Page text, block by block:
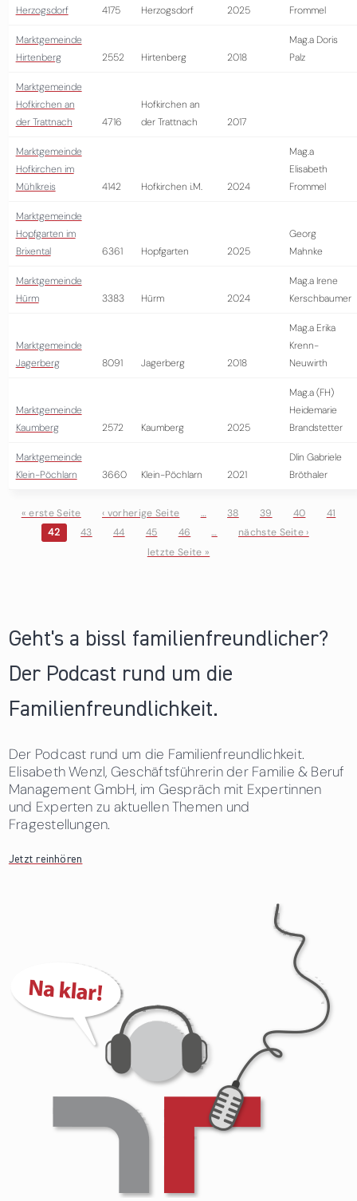
Herzogsdorf 4175 Herzogsdorf 2025 Frommel
Marktgemeinde
Hirtenberg
2552 Hirtenberg 2018
Mag.a Doris
Palz
Marktgemeinde
Hofkirchen an
der Trattnach
4716
Hofkirchen an
der Trattnach
2017
Marktgemeinde
Hofkirchen im
Mühlkreis
4142 Hofkirchen i.M. 2024
Mag.a
Elisabeth
Frommel
Marktgemeinde
Hopfgarten im
Brixental
6361 Hopfgarten 2025
Georg
Mahnke
Marktgemeinde
Hürm
3383 Hürm 2024
Mag.a Irene
Kerschbaumer
Marktgemeinde
Jagerberg
8091 Jagerberg 2018
Mag.a Erika
Krenn-
Neuwirth
Marktgemeinde
Kaumberg
2572 Kaumberg 2025
Mag.a (FH)
Heidemarie
Brandstetter
Marktgemeinde
Klein-Pöchlarn
3660 Klein-Pöchlarn 2021
DIin Gabriele
Bröthaler
Seiten
« erste Seite ‹ vorherige Seite … 38 39 40
41
42
43 44 45 46 …
nächste Seite ›
letzte Seite »
Geht's a bissl familienfreundlicher?
Der Podcast rund um die
Familienfreundlichkeit.
Der Podcast rund um die Familienfreundlichkeit.
Elisabeth Wenzl, Geschäftsführerin der Familie & Beruf
Management GmbH, im Gespräch mit Expertinnen
und Experten zu aktuellen Themen und
Fragestellungen.
Jetzt reinhören